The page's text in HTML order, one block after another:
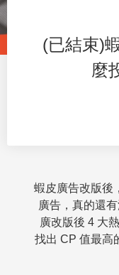
(已結束)
麼
蝦皮廣告改版後
廣告，真的還
廣改版後 4 大
找出 CP 值最高